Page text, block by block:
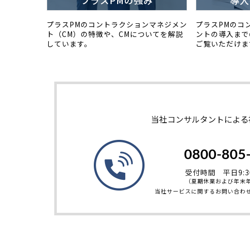
プラスPMのコントラクションマネジメン
ト（CM）の特徴や、CMについてを解説
しています。
プラスPMのコ
ントの導入ま
ご覧いただけま
当社コンサルタントによ
0800-
受付時間 平日
（夏期休業および年末
当社サービスに関するお問い合わ